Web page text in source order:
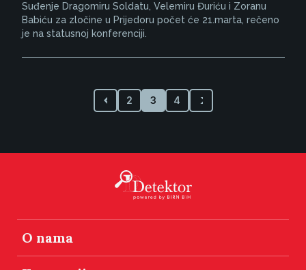
Suđenje Dragomiru Soldatu, Velemiru Đuriću i Zoranu
Babiću za zločine u Prijedoru počet će 21.marta, rečeno
je na statusnoj konferenciji.
2 3 4
O nama